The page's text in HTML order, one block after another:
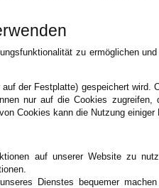
zu ermöglichen
der Festplatte) gespeichert wird.
nur auf die Cookies zugreifen,
Cookies kann die Nutzung einiger
auf unserer Website zu
Dienstes bequemer